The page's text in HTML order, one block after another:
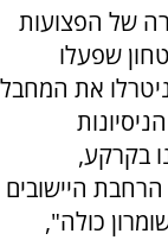
של הפצועות
שפעלו
את המחבל
בקרקע,
היישובים
כולה",